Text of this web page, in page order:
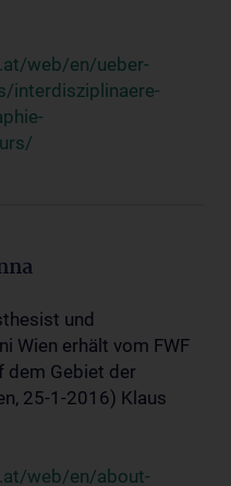
web/en/ueber-
interdisziplinaere-
und
Wien erhält vom FWF
dem Gebiet der
25-1-2016) Klaus
web/en/about-